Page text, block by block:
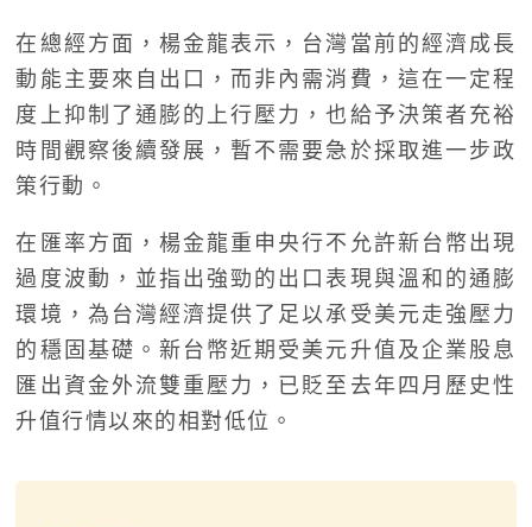
在總經方面，楊金龍表示，台灣當前的經濟成長
動能主要來自出口，而非內需消費，這在一定程
度上抑制了通膨的上行壓力，也給予決策者充裕
時間觀察後續發展，暫不需要急於採取進一步政
策行動。
在匯率方面，楊金龍重申央行不允許新台幣出現
過度波動，並指出強勁的出口表現與溫和的通膨
環境，為台灣經濟提供了足以承受美元走強壓力
的穩固基礎。新台幣近期受美元升值及企業股息
匯出資金外流雙重壓力，已貶至去年四月歷史性
升值行情以來的相對低位。